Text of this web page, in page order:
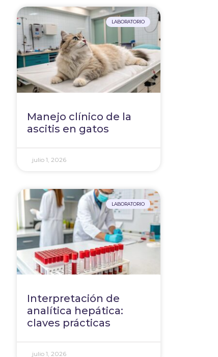
LABORATORIO
Manejo clínico de la
ascitis en gatos
julio 1, 2026
LABORATORIO
Interpretación de
analítica hepática:
claves prácticas
julio 1, 2026